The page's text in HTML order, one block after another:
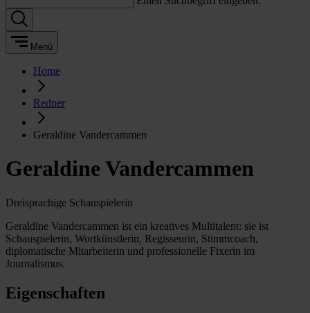
Menü
Home
Redner
Geraldine Vandercammen
Geraldine Vandercammen
Dreisprachige Schauspielerin
Geraldine Vandercammen ist ein kreatives Multitalent: sie ist
Schauspielerin, Wortkünstlerin, Regisseurin, Stimmcoach,
diplomatische Mitarbeiterin und professionelle Fixerin im
Journalismus.
Eigenschaften